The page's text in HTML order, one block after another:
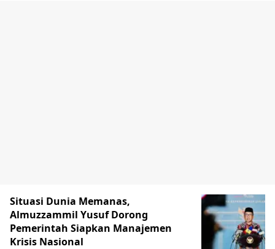
Situasi Dunia Memanas,
Almuzzammil Yusuf Dorong
Pemerintah Siapkan Manajemen
Krisis Nasional